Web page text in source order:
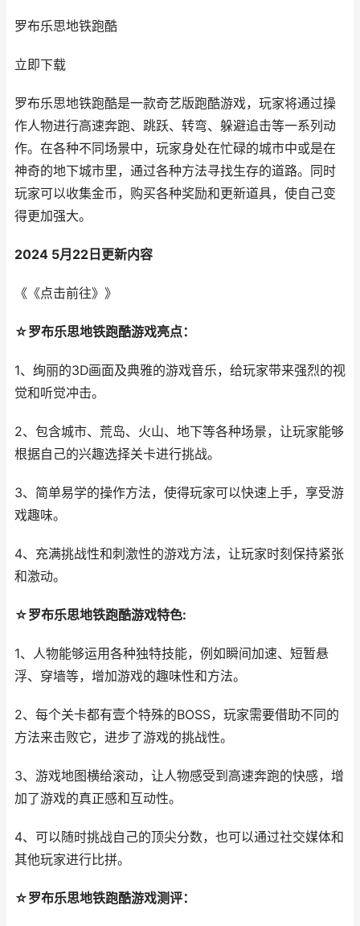
罗布乐思地铁跑酷
立即下载
罗布乐思地铁跑酷是一款奇艺版跑酷游戏，玩家将通过操
作人物进行高速奔跑、跳跃、转弯、躲避追击等一系列动
作。在各种不同场景中，玩家身处在忙碌的城市中或是在
神奇的地下城市里，通过各种方法寻找生存的道路。同时
玩家可以收集金币，购买各种奖励和更新道具，使自己变
得更加强大。
2024 5月22日更新内容
《《点击前往》》
☆罗布乐思地铁跑酷游戏亮点：
1、绚丽的3D画面及典雅的游戏音乐，给玩家带来强烈的视
觉和听觉冲击。
2、包含城市、荒岛、火山、地下等各种场景，让玩家能够
根据自己的兴趣选择关卡进行挑战。
3、简单易学的操作方法，使得玩家可以快速上手，享受游
戏趣味。
4、充满挑战性和刺激性的游戏方法，让玩家时刻保持紧张
和激动。
☆罗布乐思地铁跑酷游戏特色:
1、人物能够运用各种独特技能，例如瞬间加速、短暂悬
浮、穿墙等，增加游戏的趣味性和方法。
2、每个关卡都有壹个特殊的BOSS，玩家需要借助不同的
方法来击败它，进步了游戏的挑战性。
3、游戏地图横给滚动，让人物感受到高速奔跑的快感，增
加了游戏的真正感和互动性。
4、可以随时挑战自己的顶尖分数，也可以通过社交媒体和
其他玩家进行比拼。
☆罗布乐思地铁跑酷游戏测评：